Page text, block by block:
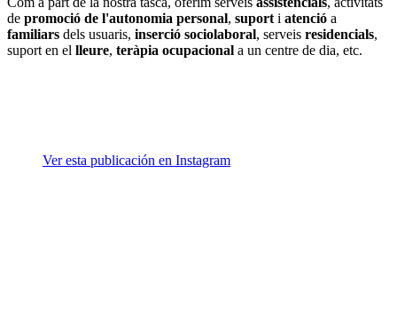
de promoció de l'autonomia personal, suporti atenció a
familiars dels usuaris, inserció sociolaboral, serveis residencials,
suport en el lleure, teràpia ocupacional a un centre de dia, etc.
Ver esta publicación en Instagram